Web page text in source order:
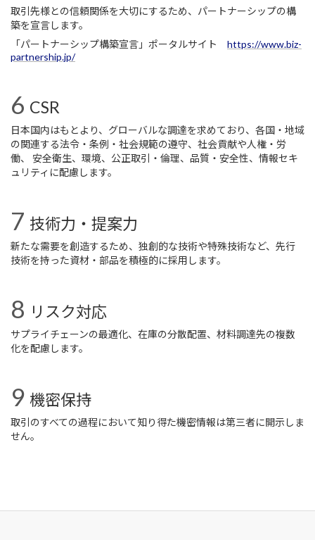
取引先様との信頼関係を大切にするため、パートナーシップの構
築を宣言します。
「パートナーシップ構築宣言」ポータルサイト https://www.biz-
partnership.jp/
CSR
日本国内はもとより、グローバルな調達を求めており、各国・地域
の関連する法令・条例・社会規範の遵守、 社会貢献や人権・労
働、 安全衛生、環境、公正取引・倫理、品質・安全性、情報セキ
ュリティに配慮します。
技術力・提案力
新たな需要を創造するため、独創的な技術や特殊技術など、先行
技術を持った資材・部品を積極的に採用します。
リスク対応
サプライチェーンの最適化、在庫の分散配置、材料調達先の複数
化を配慮します。
機密保持
取引のすべての過程において知り得た機密情報は第三者に開示しま
せん。